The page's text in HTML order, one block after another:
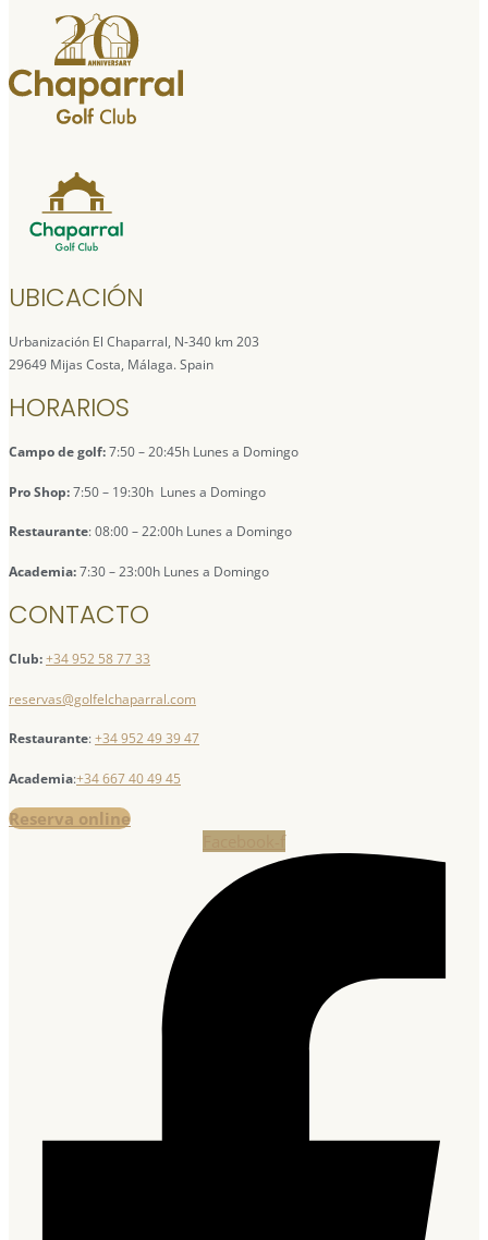
UBICACIÓN
Urbanización El Chaparral, N-340 km 203
29649 Mijas Costa, Málaga. Spain
HORARIOS
Campo de golf:7:50 – 20:45h Lunes a Domingo
Pro Shop:7:50 – 19:30h Lunes a Domingo
Restaurante: 08:00 – 22:00h Lunes a Domingo
Academia:7:30 – 23:00h Lunes a Domingo
CONTACTO
Club:+34 952 58 77 33
reservas@golfelchaparral.com
Restaurante:+34 952 49 39 47
Academia:+34 667 40 49 45
Reserva online